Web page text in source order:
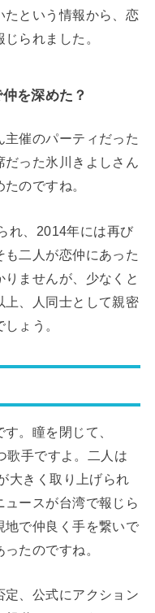
たという情報から、恋
られました。
を深めた？
催のパーティだった
だった氷川きよしさん
のですね。
れ、2014年には再び
二人が恋仲にあった
ませんが、少なくと
上、人同士として親密
ょう。
。瞳を閉じて、
歌手ですよ。二人は
大きく取り上げられ
ースが台湾で報じら
地で仲良く手を繋いで
たのですね。
、公式にアクション